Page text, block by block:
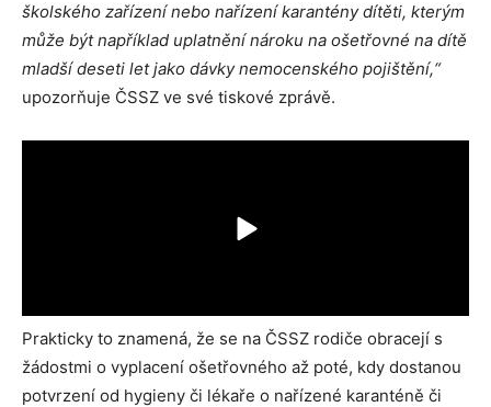
školského zařízení nebo nařízení karantény dítěti, kterým
může být například uplatnění nároku na ošetřovné na dítě
mladší deseti let jako dávky nemocenského pojištění,“
upozorňuje ČSSZ ve své tiskové zprávě.
Prakticky to znamená, že se na ČSSZ rodiče obracejí s
žádostmi o vyplacení ošetřovného až poté, kdy dostanou
potvrzení od hygieny či lékaře o nařízené karanténě či